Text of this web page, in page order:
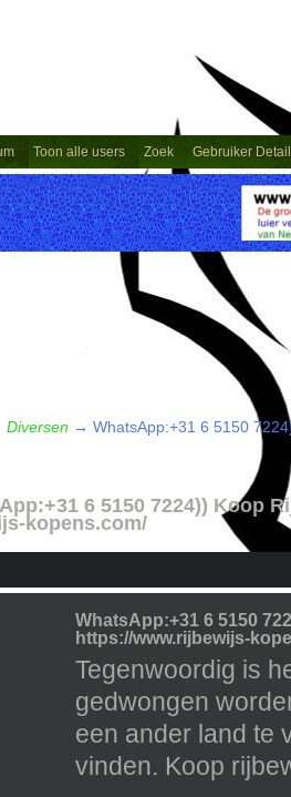
Toon alle users Zoek Gebruiker
Diversen → WhatsApp:+31 6 5150
6 5150 7224)) Koop
kopens.com/
WhatsApp:+31 6 5150
https://www.rijbewijs-
Tegenwoordig is
gedwongen
een ander land te
vinden. Koop